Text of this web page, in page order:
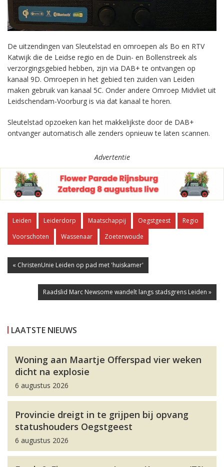
De uitzendingen van Sleutelstad en omroepen als Bo en RTV
Katwijk die de Leidse regio en de Duin- en Bollenstreek als
verzorgingsgebied hebben, zijn via DAB+ te ontvangen op
kanaal 9D. Omroepen in het gebied ten zuiden van Leiden
maken gebruik van kanaal 5C. Onder andere Omroep Midvliet uit
Leidschendam-Voorburg is via dat kanaal te horen.
Sleutelstad opzoeken kan het makkelijkste door de DAB+
ontvanger automatisch alle zenders opnieuw te laten scannen.
Advertentie
Leiden Leiderdorp Maatschappij Oegstgeest
Regio
Voorschoten
Wassenaar Zoeterwoude
« ChristenUnie Leiden op pad met 'huiskamer'
Raadslid Marc Newsome wandelt langs stadsgrens Leiden »
LAATSTE NIEUWS
Woning aan Maartje Offerspad vier weken
dicht na explosie
6 augustus 2026
Provincie dreigt in te grijpen bij opvang
statushouders Oegstgeest
6 augustus 2026